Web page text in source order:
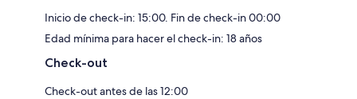
Inicio de check-in: 15:00. Fin de check-in 00:00
Edad mínima para hacer el check-in: 18 años
Check-out
Check-out antes de las 12:00